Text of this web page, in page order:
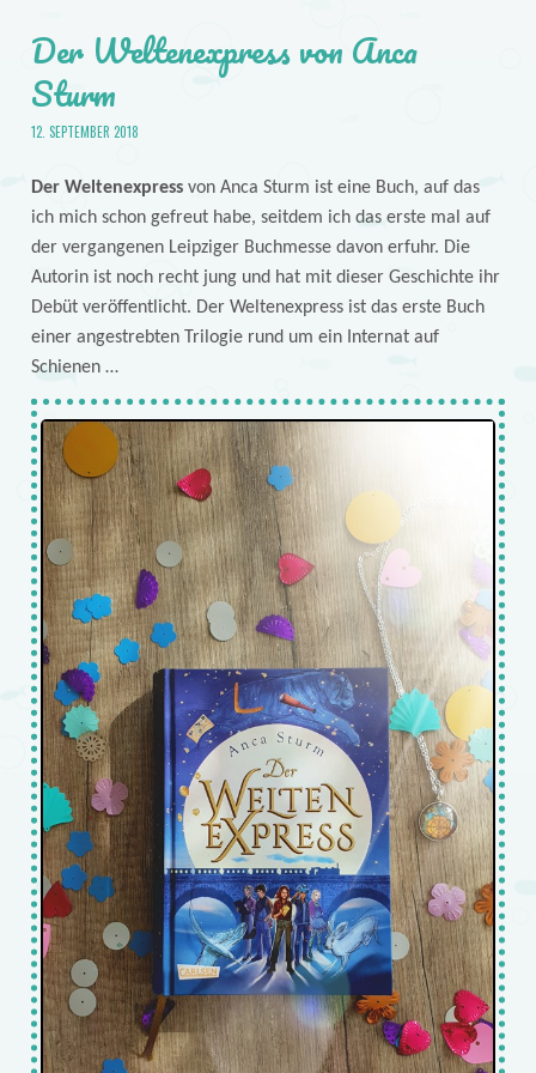
Der Weltenexpress von Anca
Sturm
12. SEPTEMBER 2018
Der Weltenexpressvon Anca Sturm ist eine Buch, auf das
ich mich schon gefreut habe, seitdem ich das erste mal auf
der vergangenen Leipziger Buchmesse davon erfuhr. Die
Autorin ist noch recht jung und hat mit dieser Geschichte ihr
Debüt veröffentlicht. Der Weltenexpress ist das erste Buch
einer angestrebten Trilogie rund um ein Internat auf
Schienen …